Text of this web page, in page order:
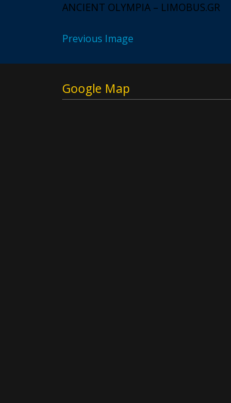
ANCIENT OLYMPIA – LIMOBUS.GR
Previous Image
Google Map